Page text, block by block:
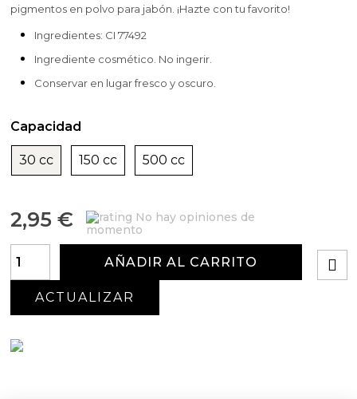
pigmentos en polvo para jabón. ¡Hazte con tu favorito!
Ingredientes: CI 77492
Ingrediente cosmético. No ingerir.
Conservar en lugar fresco y oscuro.
Capacidad
30 cc 150 cc 500 cc
2,95 €
No hay opiniones de
momento
AÑADIR AL CARRITO